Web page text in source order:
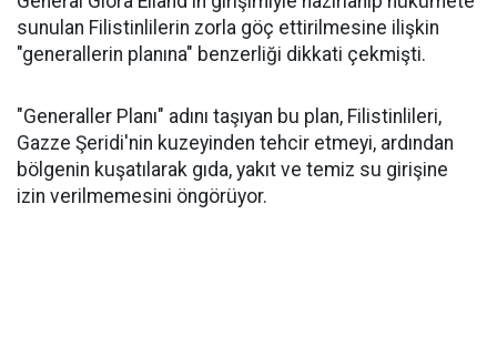
sunulan Filistinlilerin zorla göç ettirilmesine ilişkin
"generallerin planına" benzerliği dikkati çekmişti.
"Generaller Planı" adını taşıyan bu plan, Filistinlileri,
Gazze Şeridi'nin kuzeyinden tehcir etmeyi, ardından
bölgenin kuşatılarak gıda, yakıt ve temiz su girişine
izin verilmemesini öngörüyor.